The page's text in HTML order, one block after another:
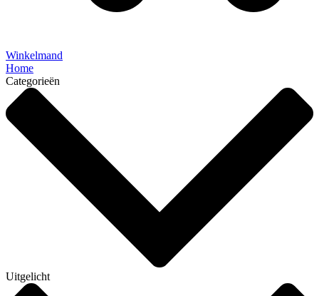
Winkelmand
Home
Categorieën
Uitgelicht